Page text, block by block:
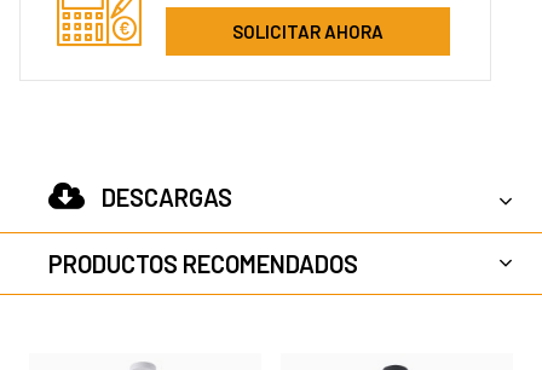
SOLICITAR AHORA
DESCARGAS
PRODUCTOS RECOMENDADOS